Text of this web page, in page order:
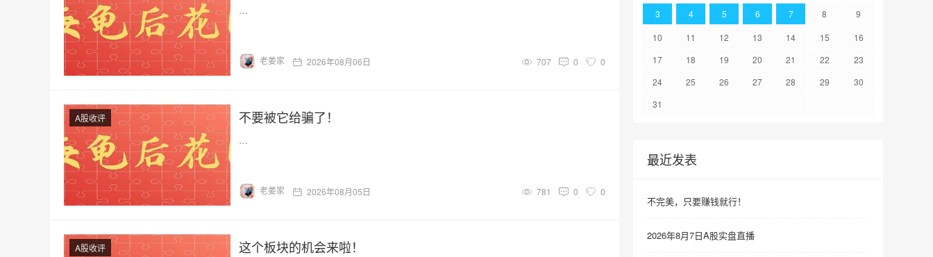
…
老姜家 2026年08月06日 707 0 0
A股收评 不要被它给骗了！
…
老姜家 2026年08月05日 781 0 0
A股收评 这个板块的机会来啦！
3 4 5 6 7 8
9
10
11 12 13 14 15
16
17
18 19 20 21 22
23
24
25 26 27 28 29
30
31
最近发表
不完美，只要赚钱就行！
2026年8月7日A股实盘直播